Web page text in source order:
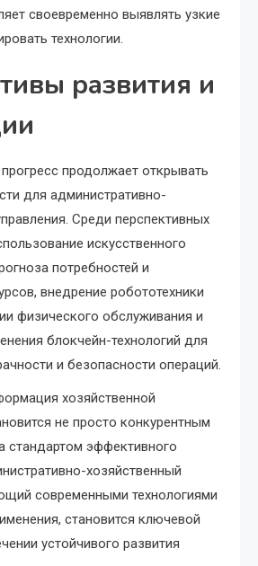
своевременно выявлять узкие
технологии.
развития и
продолжает открывать
для административно-
Среди перспективных
искусственного
потребностей и
внедрение робототехники
физического обслуживания и
блокчейн-технологий для
и безопасности операций.
хозяйственной
не просто конкурентным
стандартом эффективного
хозяйственный
современными технологиями
становится ключевой
устойчивого развития